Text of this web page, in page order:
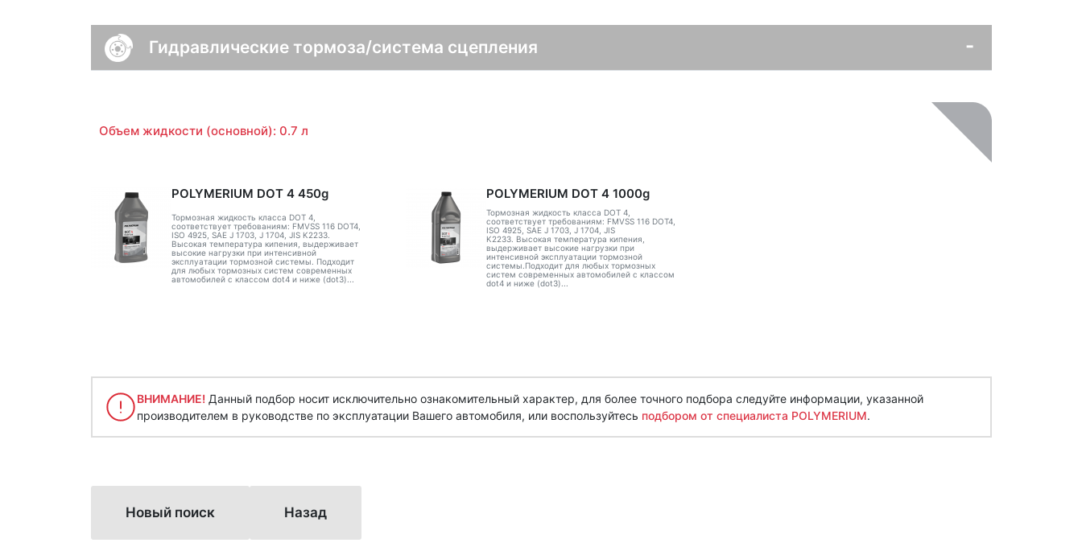
Гидравлические тормоза/система сцепления
Объем жидкости (основной): 0.7 л
POLYMERIUM DOT 4 450g
Тормозная жидкость класса DOT 4,
соответствует требованиям: FMVSS 116 DOT4,
ISO 4925, SAE J 1703, J 1704, JIS K2233.
Высокая температура кипения, выдерживает
высокие нагрузки при интенсивной
эксплуатации тормозной системы. Подходит
для любых тормозных систем современных
автомобилей с классом dot4 и ниже (dot3)...
POLYMERIUM DOT 4 1000g
Тормозная жидкость класса DOT 4,
соответствует требованиям: FMVSS 116 DOT4,
ISO 4925, SAE J 1703, J 1704, JIS
K2233. Высокая температура кипения,
выдерживает высокие нагрузки при
интенсивной эксплуатации тормозной
системы.Подходит для любых тормозных
систем современных автомобилей с классом
dot4 и ниже (dot3)...
ВНИМАНИЕ! Данный подбор носит исключительно ознакомительный характер, для более точного подбора следуйте информации, указанной
производителем в руководстве по эксплуатации Вашего автомобиля, или воспользуйтесь подбором от специалиста POLYMERIUM.
Новый поиск Назад